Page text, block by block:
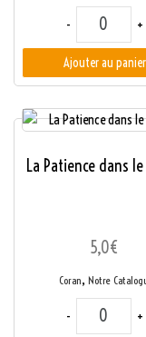
- quantité+
Ajouter au panier
La Patience dans
5,0€
Coran, Notre
- quantité+